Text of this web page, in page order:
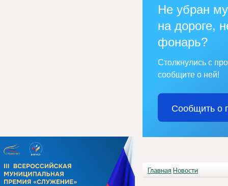
Не убран
на дороге,
фонарь?
Столкнулись с
сообщите о ней!
Сообщить о
Главная Новости